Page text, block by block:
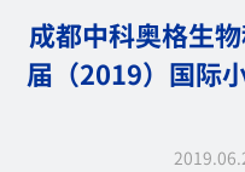
成都中科奥格生
届（2019）国际